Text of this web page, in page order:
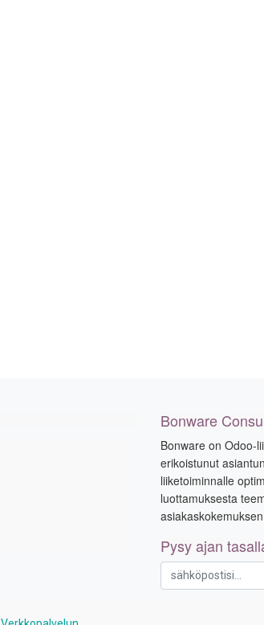
Bonware
Bonware on Odoo-
erikoistunut
liiketoiminnalle
luottamuksesta
Pysy ajan